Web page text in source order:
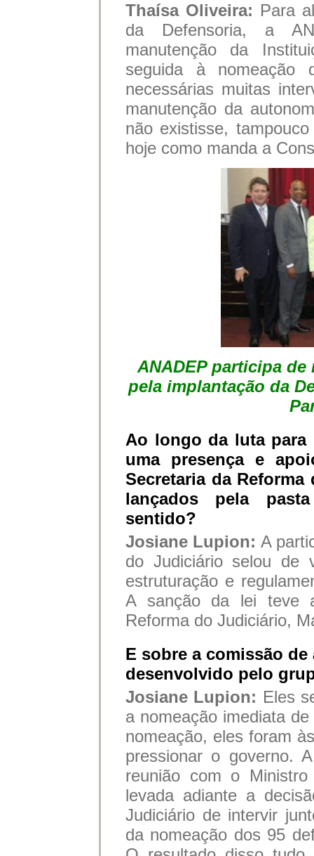
Thaísa Oliveira: Para
da Defensoria, a
manutenção da
seguida à nomeação
necessárias muitas
manutenção da
não existisse,
hoje como manda a
ANADEP participa
pela implantação da
Ao longo da luta para
uma presença e
Secretaria da
lançados pela
sentido?
Josiane Lupion:A
do Judiciário selou de
estruturação e
A sanção da lei teve
Reforma do Judiciário,
E sobre a comissão
desenvolvido pelo
Josiane Lupion: Eles
a nomeação imediata
nomeação, eles foram
pressionar o governo.
reunião com o
levada adiante a
Judiciário de intervir
da nomeação dos 95